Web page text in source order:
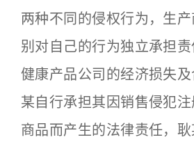
两种不同的侵权行为，生
别对自己的行为独立承担
健康产品公司的经济损失
某自行承担其因销售侵犯
商品而产生的法律责任，